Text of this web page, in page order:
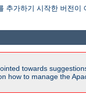
가하기 시작한 버전
towards
how to manage the